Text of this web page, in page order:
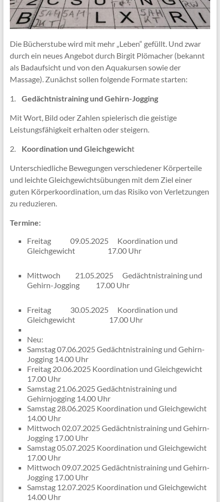
Die Bücherstube wird mit mehr „Leben“ gefüllt. Und zwar
durch ein neues Angebot durch Birgit Plömacher (bekannt
als Badaufsicht und von den Aquakursen sowie der
Massage). Zunächst sollen folgende Formate starten:
1. Gedächtnistraining und Gehirn-Jogging
Mit Wort, Bild oder Zahlen spielerisch die geistige
Leistungsfähigkeit erhalten oder steigern.
2. Koordination und Gleichgewicht
Unterschiedliche Bewegungen verschiedener Körperteile
und leichte Gleichgewichtsübungen mit dem Ziel einer
guten Körperkoordination, um das Risiko von Verletzungen
zu reduzieren.
Termine:
Freitag 09.05.2025 Koordination und
Gleichgewicht 17.00 Uhr
Mittwoch 21.05.2025 Gedächtnistraining und
Gehirn-Jogging 17.00 Uhr
Freitag 30.05.2025 Koordination und
Gleichgewicht 17.00 Uhr
Neu:
Samstag 07.06.2025 Gedächtnistraining und Gehirn-
Jogging 14.00 Uhr
Freitag 20.06.2025 Koordination und Gleichgewicht
17.00 Uhr
Samstag 21.06.2025 Gedächtnistraining und
Gehirnjogging 14.00 Uhr
Samstag 28.06.2025 Koordination und Gleichgewicht
14.00 Uhr
Mittwoch 02.07.2025 Gedächtnistraining und Gehirn-
Jogging 17.00 Uhr
Samstag 05.07.2025 Koordination und Gleichgewicht
17.00 Uhr
Mittwoch 09.07.2025 Gedächtnistraining und Gehirn-
Jogging 17.00 Uhr
Samstag 12.07.2025 Koordination und Gleichgewicht
14.00 Uhr